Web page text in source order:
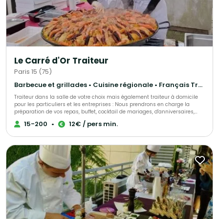
Le Carré d'Or Traiteur
Paris 15 (75)
Barbecue et grillades • Cuisine régionale • Français Traditionnel
Traiteur dans la salle de votre choix mais également traiteur à domicile
pour les particuliers et les entreprises : Nous prendrons en charge la
préparation de vos repas, buffet, cocktail de mariages, d'anniversaires,
d'entrepises, ou simplement une livraison de votre met à domicile, sur
votre lieu de travail ou de votre choix. Nous sélectionnons nos produits
Notre cuisine authentique vous régalera et surprendra les plus fin
gourmet. N'hésitez pas à faire appel à nos services ! Spécialistes de
demandes de dernières minutes, nous saurons assurer votre événement
tel que : anniversaire surprise, deuil, fête de naissance et autres.
15-200 • 12€ / pers min.